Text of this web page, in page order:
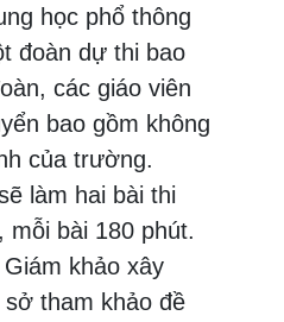
học phổ thông
đoàn dự thi bao
các giáo viên
bao gồm không
của trường.
làm hai bài thi
mỗi bài 180 phút.
khảo xây
tham khảo đề